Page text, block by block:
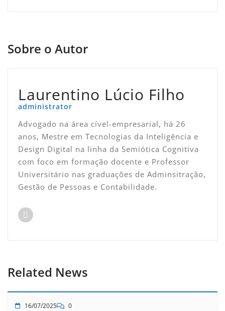
Sobre o Autor
Laurentino Lúcio Filho
administrator
Advogado na área cível-empresarial, há 26
anos, Mestre em Tecnologias da Inteligência e
Design Digital na linha da Semiótica Cognitiva
com foco em formação docente e Professor
Universitário nas graduações de Adminsitração,
Gestão de Pessoas e Contabilidade.
Related News
16/07/2025 0